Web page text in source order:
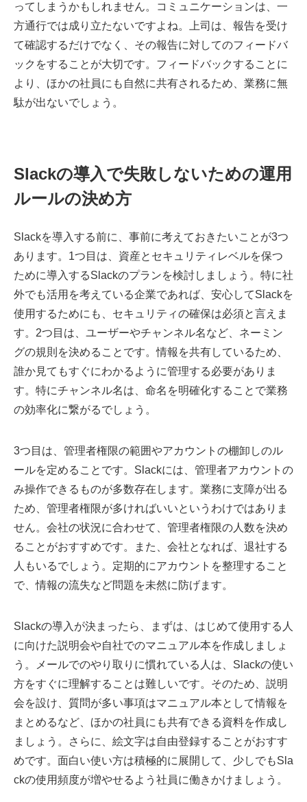
ってしまうかもしれません。コミュニケーションは、一
方通行では成り立たないですよね。上司は、報告を受け
て確認するだけでなく、その報告に対してのフィードバ
ックをすることが大切です。フィードバックすることに
より、ほかの社員にも自然に共有されるため、業務に無
駄が出ないでしょう。
Slackの導入で失敗しないための運用
ルールの決め方
Slackを導入する前に、事前に考えておきたいことが3つ
あります。1つ目は、資産とセキュリティレベルを保つ
ために導入するSlackのプランを検討しましょう。特に社
外でも活用を考えている企業であれば、安心してSlackを
使用するためにも、セキュリティの確保は必須と言えま
す。2つ目は、ユーザーやチャンネル名など、ネーミン
グの規則を決めることです。情報を共有しているため、
誰か見てもすぐにわかるように管理する必要がありま
す。特にチャンネル名は、命名を明確化することで業務
の効率化に繋がるでしょう。
3つ目は、管理者権限の範囲やアカウントの棚卸しのル
ールを定めることです。Slackには、管理者アカウントの
み操作できるものが多数存在します。業務に支障が出る
ため、管理者権限が多ければいいというわけではありま
せん。会社の状況に合わせて、管理者権限の人数を決め
ることがおすすめです。また、会社となれば、退社する
人もいるでしょう。定期的にアカウントを整理すること
で、情報の流失など問題を未然に防げます。
Slackの導入が決まったら、まずは、はじめて使用する人
に向けた説明会や自社でのマニュアル本を作成しましょ
う。メールでのやり取りに慣れている人は、Slackの使い
方をすぐに理解することは難しいです。そのため、説明
会を設け、質問が多い事項はマニュアル本として情報を
まとめるなど、ほかの社員にも共有できる資料を作成し
ましょう。さらに、絵文字は自由登録することがおすす
めです。面白い使い方は積極的に展開して、少しでもSla
ckの使用頻度が増やせるよう社員に働きかけましょう。